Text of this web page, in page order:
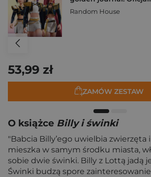
Random House
53,99 zł
ZAMÓW ZESTAW
O książce Billy i świnki
"Babcia Billy’ego uwielbia zwierzęta
mieszka w samym środku miasta,
sobie dwie świnki. Billy z Lottą jadą
Świnki budzą spore